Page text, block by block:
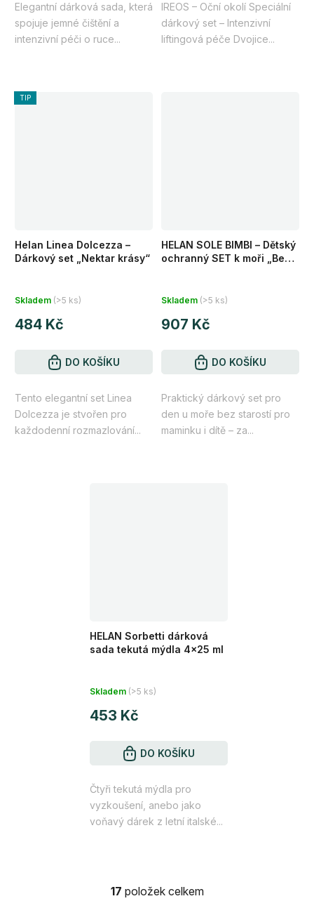
Elegantní dárková sada, která
spojuje jemné čištění a
intenzivní péči o ruce...
IREOS – Oční okolí Speciální
dárkový set – Intenzivní
liftingová péče Dvojice...
TIP
Helan Linea Dolcezza –
Dárkový set „Nektar krásy“
Skladem (>5 ks)
484 Kč
DO KOŠÍKU
Tento elegantní set Linea
Dolcezza je stvořen pro
každodenní rozmazlování...
HELAN SOLE BIMBI – Dětský
ochranný SET k moři „Bez
Skladem (>5 ks)
907 Kč
DO KOŠÍKU
Praktický dárkový set pro
den u moře bez starostí pro
maminku i dítě – za...
HELAN Sorbetti dárková
sada tekutá mýdla 4x25 ml
Skladem (>5 ks)
453 Kč
DO KOŠÍKU
Čtyři tekutá mýdla pro
vyzkoušení, anebo jako
voňavý dárek z letní italské...
O
17 položek celkem